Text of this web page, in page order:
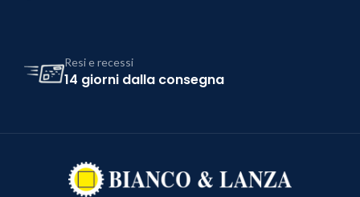
Resi e recessi
14 giorni dalla consegna